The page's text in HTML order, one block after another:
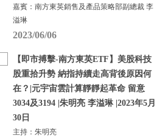
嘉賓：南方東英銷售及產品策略部副總裁 李
溢琳
2023/06/06
【即市搏擊-南方東英ETF】美股科技
股重拾升勢 納指持續走高背後原因何
在？|元宇宙雲計算靜靜起革命 留意
3034及3194 |朱明亮 李溢琳 |2023年5月
30日
主持：朱明亮